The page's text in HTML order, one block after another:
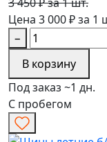
Цена 3 000 ₽ за 1
−
В корзину
Под заказ ~1 дн.
С пробегом